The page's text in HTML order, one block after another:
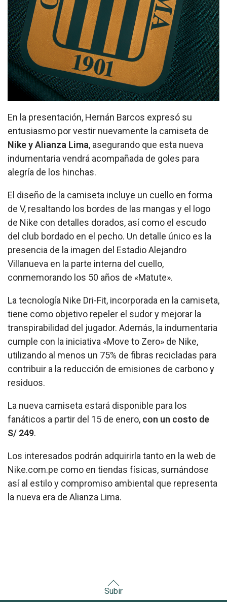
En la presentación, Hernán Barcos expresó su
entusiasmo por vestir nuevamente la camiseta de
Nike y Alianza Lima, asegurando que esta nueva
indumentaria vendrá acompañada de goles para
alegría de los hinchas.
El diseño de la camiseta incluye un cuello en forma
de V, resaltando los bordes de las mangas y el logo
de Nike con detalles dorados, así como el escudo
del club bordado en el pecho. Un detalle único es la
presencia de la imagen del Estadio Alejandro
Villanueva en la parte interna del cuello,
conmemorando los 50 años de «Matute».
La tecnología Nike Dri-Fit, incorporada en la camiseta,
tiene como objetivo repeler el sudor y mejorar la
transpirabilidad del jugador. Además, la indumentaria
cumple con la iniciativa «Move to Zero» de Nike,
utilizando al menos un 75% de fibras recicladas para
contribuir a la reducción de emisiones de carbono y
residuos.
La nueva camiseta estará disponible para los
fanáticos a partir del 15 de enero, con un costo de
S/ 249.
Los interesados podrán adquirirla tanto en la web de
Nike.com.pe como en tiendas físicas, sumándose
así al estilo y compromiso ambiental que representa
la nueva era de Alianza Lima.
Subir